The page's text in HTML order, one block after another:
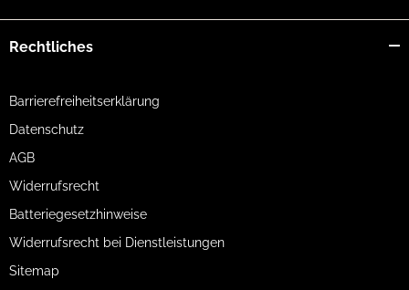
Rechtliches
Barrierefreiheitserklärung
Datenschutz
AGB
Widerrufsrecht
Batteriegesetzhinweise
Widerrufsrecht bei Dienstleistungen
Sitemap